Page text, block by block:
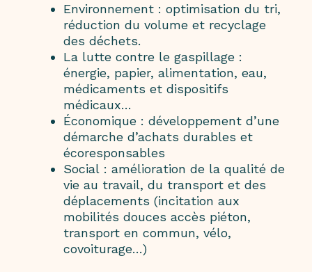
Environnement : optimisation du tri,
réduction du volume et recyclage
des déchets.
La lutte contre le gaspillage :
énergie, papier, alimentation, eau,
médicaments et dispositifs
médicaux…
Économique : développement d’une
démarche d’achats durables et
écoresponsables
Social : amélioration de la qualité de
vie au travail, du transport et des
déplacements (incitation aux
mobilités douces accès piéton,
transport en commun, vélo,
covoiturage…)